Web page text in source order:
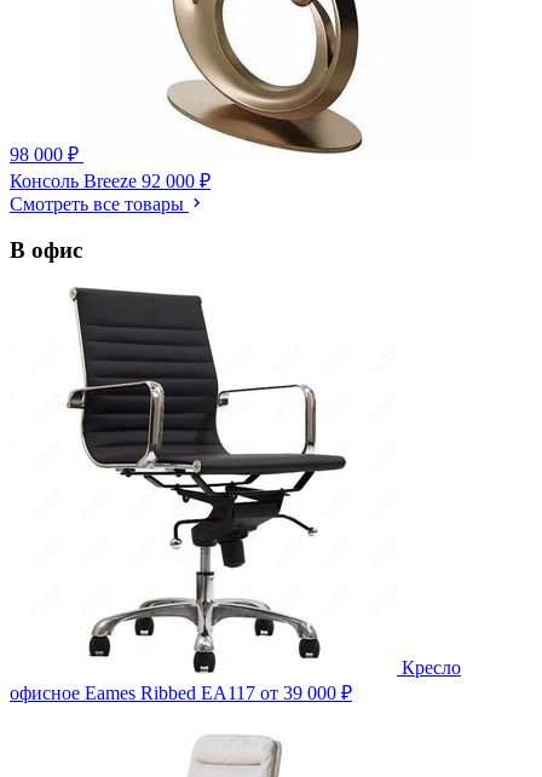
98 000 ₽
Консоль Breeze 92 000 ₽
Смотреть все товары
В офис
Кресло
офисное Eames Ribbed EA117 от 39 000 ₽